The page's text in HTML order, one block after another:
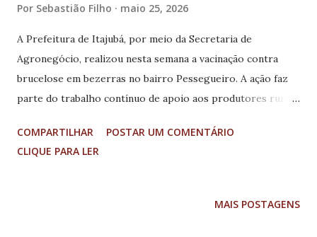
Por Sebastião Filho maio 25, 2026
A Prefeitura de Itajubá, por meio da Secretaria de
Agronegócio, realizou nesta semana a vacinação contra
brucelose em bezerras no bairro Pessegueiro. A ação faz
parte do trabalho contínuo de apoio aos produtores rurais
contribuindo para a prevenção da doença e a proteção do
rebanho bovino. Além da imunização, os criadores
COMPARTILHAR
POSTAR UM COMENTÁRIO
CLIQUE PARA LER
MAIS POSTAGENS